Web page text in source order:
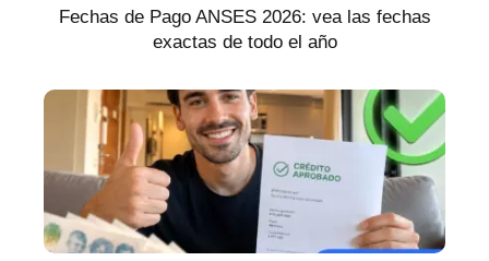
Fechas de Pago ANSES 2026: vea las fechas
exactas de todo el año